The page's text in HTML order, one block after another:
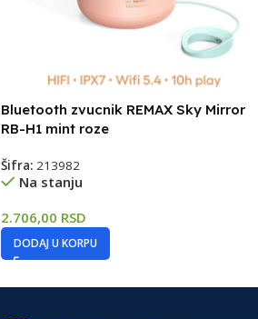
Bluetooth zvucnik REMAX Sky Mirror
RB-H1 mint roze
Šifra:213982
Na stanju
2.706,00 RSD
DODAJ U KORPU